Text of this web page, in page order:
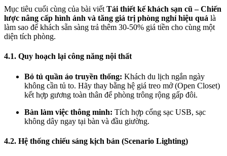
Mục tiêu cuối cùng của bài viết Tái thiết kế khách sạn cũ – Chiến
lược nâng cấp hình ảnh và tăng giá trị phòng nghỉ hiệu quả là
làm sao để khách sẵn sàng trả thêm 30-50% giá tiền cho cùng một
diện tích phòng.
4.1. Quy hoạch lại công năng nội thất
Bỏ tủ quần áo truyền thống: Khách du lịch ngắn ngày
không cần tủ to. Hãy thay bằng hệ giá treo mở (Open Closet)
kết hợp gương toàn thân để phòng trông rộng gấp đôi.
Bàn làm việc thông minh: Tích hợp cổng sạc USB, sạc
không dây ngay tại bàn và đầu giường.
4.2. Hệ thống chiếu sáng kịch bản (Scenario Lighting)